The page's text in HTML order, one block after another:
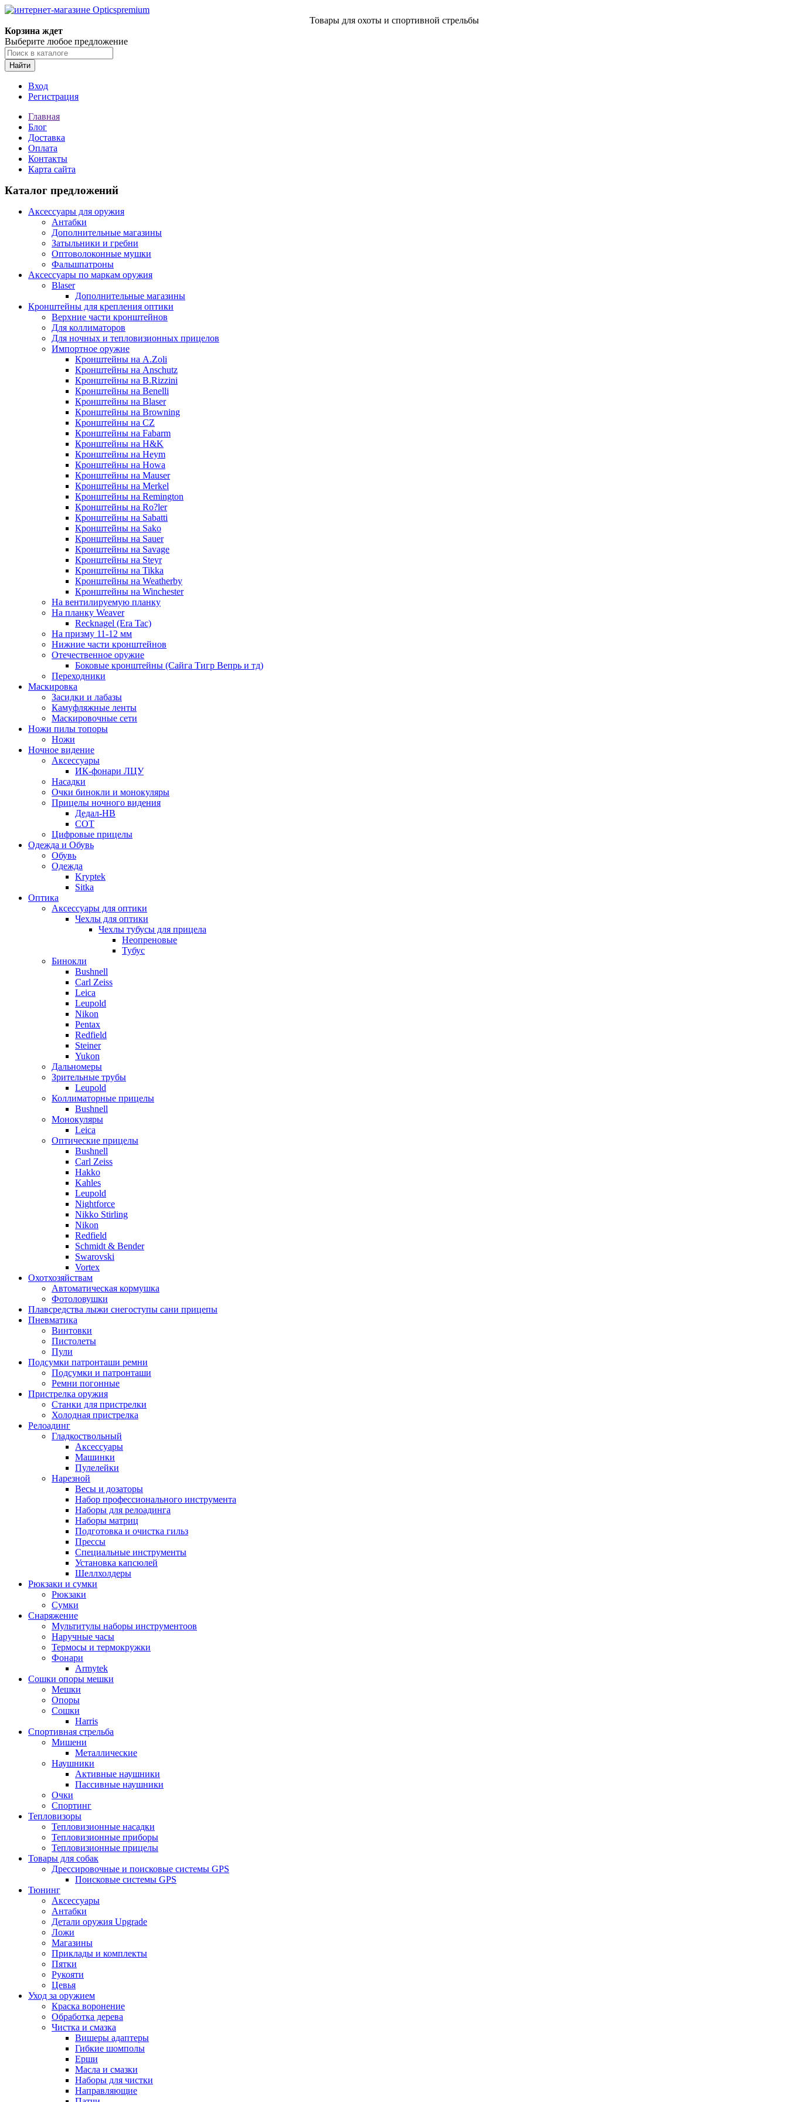
Товары для охоты и спортивной стрельбы
Корзина ждет
Выберите любое предложение
Найти
Вход
Регистрация
Главная
Блог
Доставка
Оплата
Контакты
Карта сайта
Каталог предложений
Аксессуары для оружия
Антабки
Дополнительные магазины
Затыльники и гребни
Оптоволоконные мушки
Фальшпатроны
Аксессуары по маркам оружия
Blaser
Дополнительные магазины
Кронштейны для крепления оптики
Верхние части кронштейнов
Для коллиматоров
Для ночных и тепловизионных прицелов
Импортное оружие
Кронштейны на A.Zoli
Кронштейны на Anschutz
Кронштейны на B.Rizzini
Кронштейны на Benelli
Кронштейны на Blaser
Кронштейны на Browning
Кронштейны на CZ
Кронштейны на Fabarm
Кронштейны на H&K
Кронштейны на Heym
Кронштейны на Howa
Кронштейны на Mauser
Кронштейны на Merkel
Кронштейны на Remington
Кронштейны на Ro?ler
Кронштейны на Sabatti
Кронштейны на Sako
Кронштейны на Sauer
Кронштейны на Savage
Кронштейны на Steyr
Кронштейны на Tikka
Кронштейны на Weatherby
Кронштейны на Winchester
На вентилируемую планку
На планку Weaver
Recknagel (Era Tac)
На призму 11-12 мм
Нижние части кронштейнов
Отечественное оружие
Боковые кронштейны (Сайга Тигр Вепрь и тд)
Переходники
Маскировка
Засидки и лабазы
Камуфляжные ленты
Маскировочные сети
Ножи пилы топоры
Ножи
Ночное видение
Аксессуары
ИК-фонари ЛЦУ
Насадки
Очки бинокли и монокуляры
Прицелы ночного видения
Дедал-НВ
СОТ
Цифровые прицелы
Одежда и Обувь
Обувь
Одежда
Kryptek
Sitka
Оптика
Аксессуары для оптики
Чехлы для оптики
Чехлы тубусы для прицела
Неопреновые
Тубус
Бинокли
Bushnell
Carl Zeiss
Leica
Leupold
Nikon
Pentax
Redfield
Steiner
Yukon
Дальномеры
Зрительные трубы
Leupold
Коллиматорные прицелы
Bushnell
Монокуляры
Leica
Оптические прицелы
Bushnell
Carl Zeiss
Hakko
Kahles
Leupold
Nightforce
Nikko Stirling
Nikon
Redfield
Schmidt & Bender
Swarovski
Vortex
Охотхозяйствам
Автоматическая кормушка
Фотоловушки
Плавсредства лыжи снегоступы сани прицепы
Пневматика
Винтовки
Пистолеты
Пули
Подсумки патронташи ремни
Подсумки и патронташи
Ремни погонные
Пристрелка оружия
Станки для пристрелки
Холодная пристрелка
Релоадинг
Гладкоствольный
Аксессуары
Машинки
Пулелейки
Нарезной
Весы и дозаторы
Набор профессионального инструмента
Наборы для релоадинга
Наборы матриц
Подготовка и очистка гильз
Прессы
Специальные инструменты
Установка капсюлей
Шеллхолдеры
Рюкзаки и сумки
Рюкзаки
Сумки
Снаряжение
Мультитулы наборы инструментоов
Наручные часы
Термосы и термокружки
Фонари
Armytek
Сошки опоры мешки
Мешки
Опоры
Сошки
Harris
Спортивная стрельба
Мишени
Металлические
Наушники
Активные наушники
Пассивные наушники
Очки
Спортинг
Тепловизоры
Тепловизионные насадки
Тепловизионные приборы
Тепловизионные прицелы
Товары для собак
Дрессировочные и поисковые системы GPS
Поисковые системы GPS
Тюнинг
Аксессуары
Антабки
Детали оружия Upgrade
Ложи
Магазины
Приклады и комплекты
Пятки
Рукояти
Цевья
Уход за оружием
Краска воронение
Обработка дерева
Чистка и смазка
Вишеры адаптеры
Гибкие шомполы
Ерши
Масла и смазки
Наборы для чистки
Направляющие